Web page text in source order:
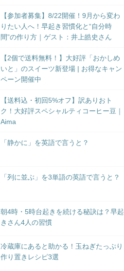
【参加者募集】8/22開催！9月から変わ
りたい人へ！早起き習慣化と“自分時
間”の作り方｜ゲスト：井上皓史さん
【2個で送料無料！】大好評「おかしめ
いと」のスイーツ新登場 | お得なキャン
ペーン開催中
【送料込・初回5%オフ】訳ありおト
ク！大好評スペシャルティコーヒー豆｜
Aima
「静かに」を英語で言うと？
「列に並ぶ」を3単語の英語で言うと？
朝4時・5時台起きを続ける秘訣は？早起
きさん4人の習慣
冷蔵庫にあると助かる！玉ねぎたっぷり
作り置きレシピ3選